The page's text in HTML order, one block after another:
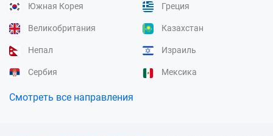
Южная Корея Греция
Великобритания Казахстан
Непал Израиль
Сербия Мексика
Смотреть все направления